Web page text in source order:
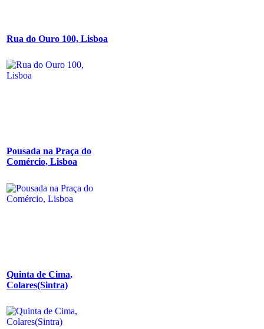
Rua do Ouro 100, Lisboa
Pousada na Praça do
Comércio, Lisboa
Quinta de Cima,
Colares(Sintra)